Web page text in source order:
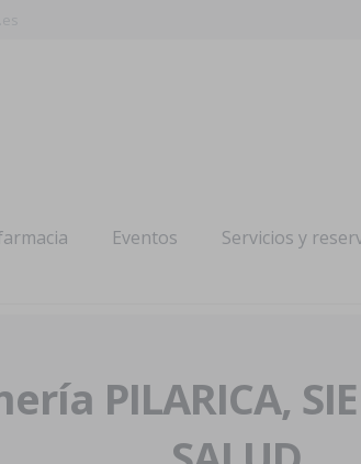
Eventos Servicios y
PILARICA,